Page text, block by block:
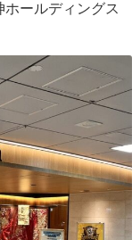
ホールディングス